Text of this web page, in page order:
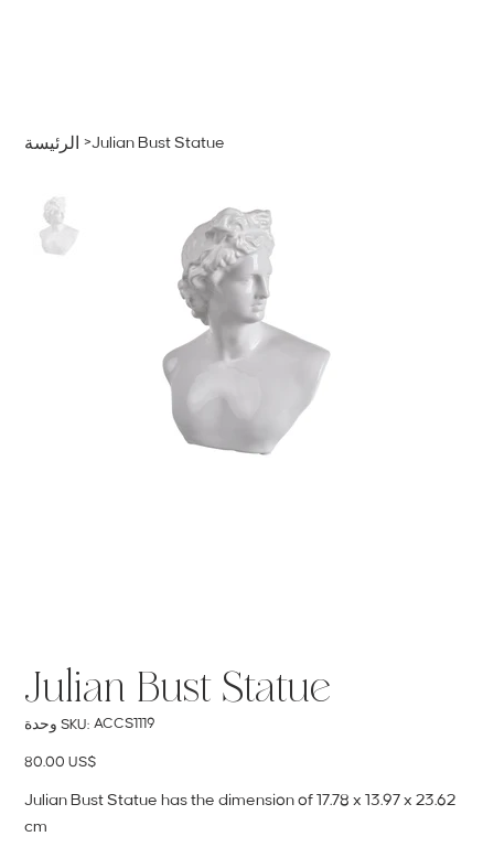
الرئيسة >Julian Bust Statue
Julian Bust Statue
وحدة SKU: SKU
ACCS1119
ACCS1119
السعر ‏80.00 US$
Julian Bust Statue has the dimension of 17.78 x 13.97 x 23.62
cm